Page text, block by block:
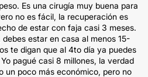
Es una cirugía muy buena para
no es fácil, la recuperación es
de estar con faja casi 3 meses.
estar en casa al menos 15-
te digan que al 4to día ya puedes
pagué casi 8 millones, la verdad
un poco más económico, pero no